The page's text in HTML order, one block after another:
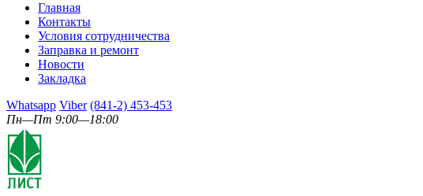
Главная
Контакты
Условия сотрудничества
Заправка и ремонт
Новости
Закладка
Whatsapp Viber (841-2) 453-453
Пн—Пт 9:00—18:00